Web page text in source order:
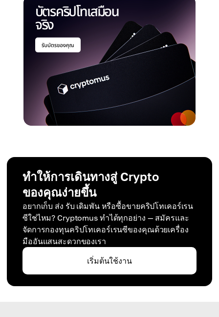
ทำให้การเดินทางสู่ Crypto
ของคุณง่ายขึ้น
อยากเก็บ ส่ง รับ เดิมพัน หรือซื้อขายคริปโทเคอร์เรน
ซีใช่ไหม? Cryptomus ทำได้ทุกอย่าง — สมัครและ
จัดการกองทุนคริปโทเคอร์เรนซีของคุณด้วยเครื่อง
มืออันแสนสะดวกของเรา
เริ่มต้นใช้งาน